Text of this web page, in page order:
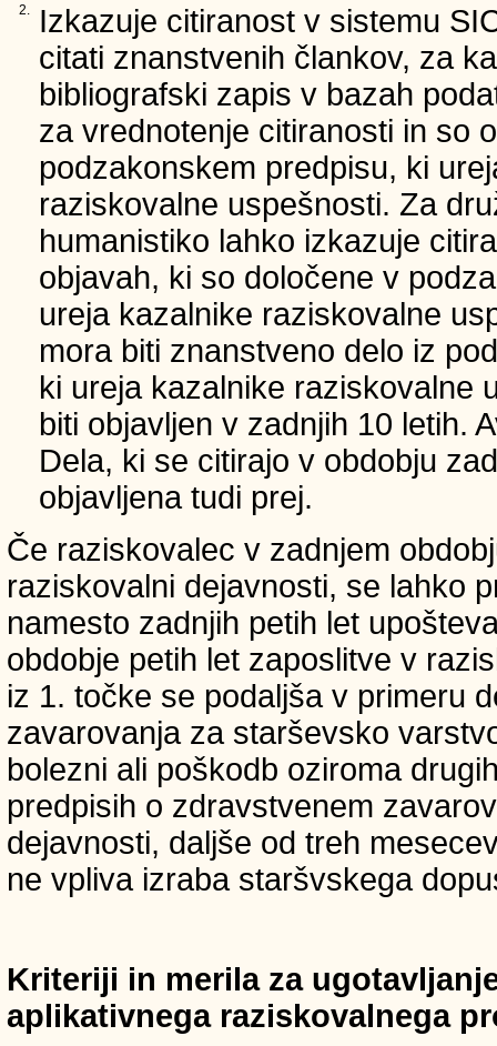
2.
Izkazuje citiranost v sistemu
citati znanstvenih člankov, za
bibliografski zapis v bazah
za vrednotenje citiranosti in so
podzakonskem predpisu, ki
raziskovalne uspešnosti. Za
humanistiko lahko izkazuje
objavah, ki so določene v
ureja kazalnike raziskovalne
mora biti znanstveno delo iz
ki ureja kazalnike raziskovalne
biti objavljen v zadnjih 10 letih.
Dela, ki se citirajo v obdobju
objavljena tudi prej.
Če raziskovalec v zadnjem
raziskovalni dejavnosti, se lahko
namesto zadnjih petih let
obdobje petih let zaposlitve v
iz 1. točke se podaljša v primeru
zavarovanja za starševsko
bolezni ali poškodb oziroma
predpisih o zdravstvenem
dejavnosti, daljše od treh
ne vpliva izraba staršvskega
Kriteriji in merila za
aplikativnega raziskovalnega